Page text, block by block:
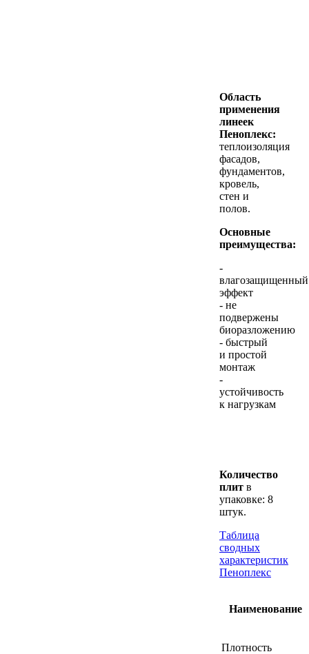
Область
применения
линеек
Пеноплекс:
теплоизоляция
фасадов,
фундаментов,
кровель,
стен и
полов.
Основные
преимущества:
-
влагозащищенный
эффект
- не
подвержены
биоразложению
- быстрый
и простой
монтаж
-
устойчивость
к нагрузкам
Количество
плит в
упаковке: 8
штук.
Таблица
сводных
характеристик
Пеноплекс
Наименование
Плотность